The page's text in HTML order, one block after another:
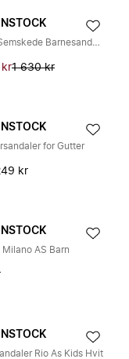
Beige Semskede Barnesandaler
kr1 630 kr
for Gutter
kr
Milano AS Barn
Rio As Kids Hvit